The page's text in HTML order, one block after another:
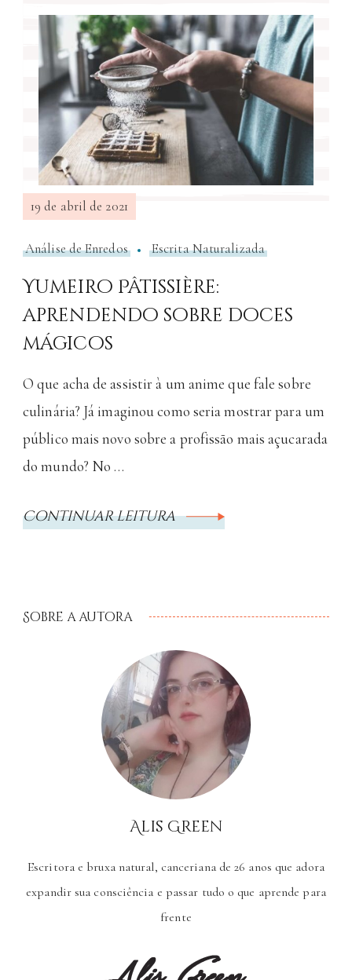
19 de abril de 2021
Análise de Enredos Escrita Naturalizada
Yumeiro Pâtissière:
aprendendo sobre doces
mágicos
O que acha de assistir à um anime que fale sobre
culinária? Já imaginou como seria mostrar para um
público mais novo sobre a profissão mais açucarada
do mundo? No …
Continuar leitura
Sobre a autora
Alis Green
Escritora e bruxa natural, canceriana de 26 anos que adora
expandir sua consciência e passar tudo o que aprende para
frente